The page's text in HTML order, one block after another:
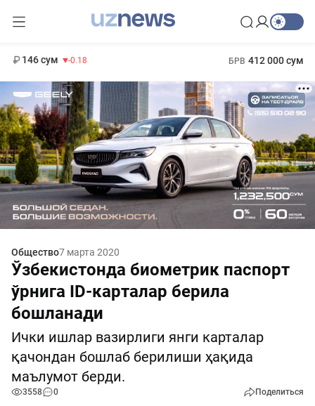
146 сум -0.18 БРВ 412 000 сум
Общество7 марта 2020
Ўзбекистонда биометрик паспорт
ўрнига ID-карталар берила
бошланади
Ички ишлар вазирлиги янги карталар
қачондан бошлаб берилиши ҳақида
маълумот берди.
3558 0 Поделиться